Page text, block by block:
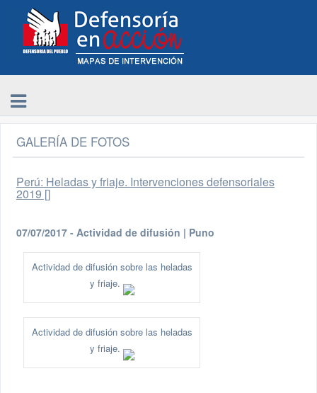
GALERÍA DE FOTOS
Perú: Heladas y friaje. Intervenciones defensoriales
2019 []
07/07/2017 - Actividad de difusión | Puno
Actividad de difusión sobre las heladas
y friaje.
Actividad de difusión sobre las heladas
y friaje.